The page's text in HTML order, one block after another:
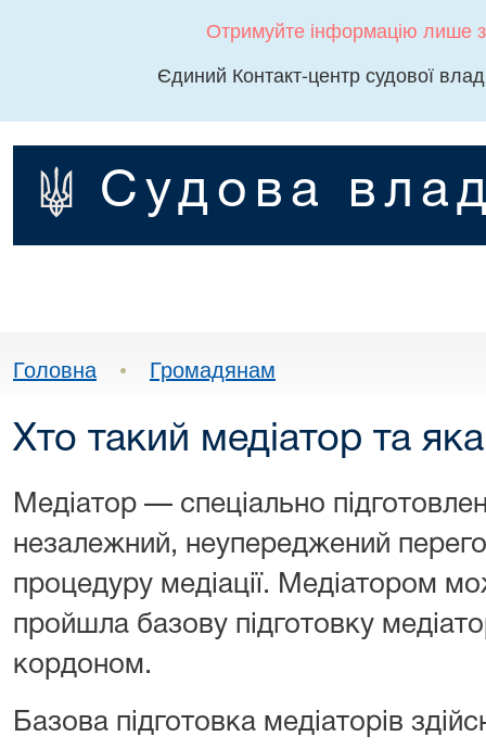
Отримуйте інформацію лише
Єдиний Контакт-центр судової
Судова
Головна • Громадянам
Хто такий медіатор та
Медіатор — спеціально
незалежний, неупереджений
процедуру медіації. Медіатором
пройшла базову підготовку
кордоном.
Базова підготовка медіаторів